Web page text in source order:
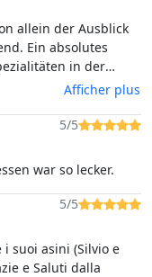
allein der Ausblick
Ein absolutes
in der
verstecktenAfficher plus
5/5
war so lecker.
5/5
i suoi asini (Silvio e
e Saluti dalla